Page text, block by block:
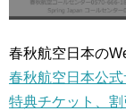
春秋航空日本の
春秋航空日本公
特典チケット、